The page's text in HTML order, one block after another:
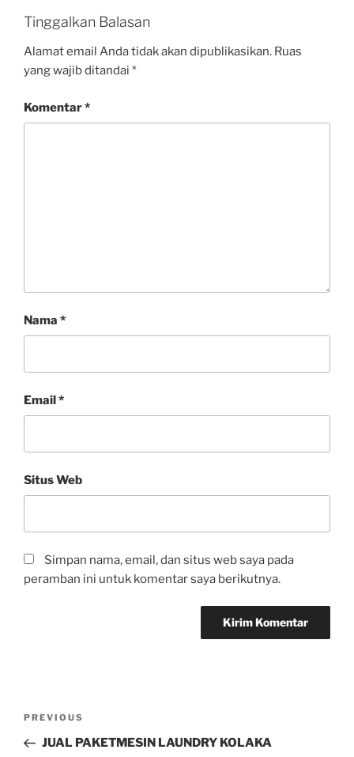
Tinggalkan Balasan
Alamat email Anda tidak akan dipublikasikan. Ruas
yang wajib ditandai *
Komentar*
Nama *
Email*
Situs Web
Simpan nama, email, dan situs web saya pada
peramban ini untuk komentar saya berikutnya.
PREVIOUS
JUAL PAKETMESIN LAUNDRY KOLAKA